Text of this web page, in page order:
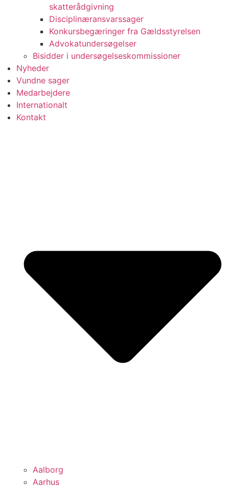
skatterådgivning
Disciplinæransvarssager
Konkursbegæringer fra Gældsstyrelsen
Advokatundersøgelser
Bisidder i undersøgelseskommissioner
Nyheder
Vundne sager
Medarbejdere
Internationalt
Kontakt
Aalborg
Aarhus